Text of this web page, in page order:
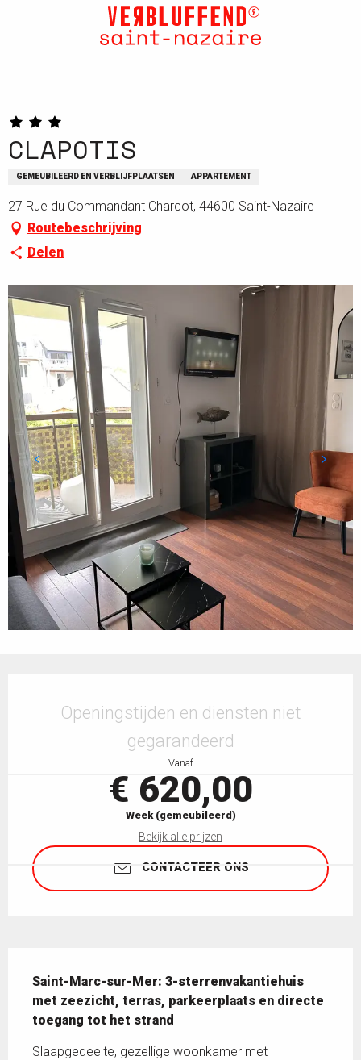
CLAPOTIS
GEMEUBILEERD EN VERBLIJFPLAATSEN APPARTEMENT
27 Rue du Commandant Charcot, 44600 Saint-Nazaire
Routebeschrijving
Delen
Openingstijden en diensten niet
gegarandeerd
Vanaf
€ 620,00
Week (gemeubileerd)
Bekijk alle prijzen
CONTACTEER ONS
Saint-Marc-sur-Mer: 3-sterrenvakantiehuis
met zeezicht, terras, parkeerplaats en directe
toegang tot het strand
Slaapgedeelte, gezellige woonkamer met